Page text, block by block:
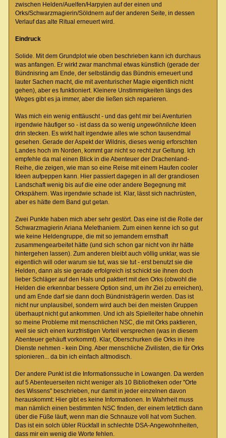
zwischen Helden/Auelfen/Harpyien auf der einen und
Orks/Schwarzmagierin/Söldnern auf der anderen Seite, in dessen
Verlauf das alte Ritual erneuert wird.
Eindruck
Solide. Mit dem Grundplot wie oben beschrieben kann ich durchaus
was anfangen. Er wirkt zwar manchmal etwas künstlich (gerade der
Bündnisring am Ende, der selbständig das Bündnis erneuert und
lauter Sachen macht, die mit aventurischer Magie eigentlich nicht
gehen), aber es funktioniert. Kleinere Unstimmigkeiten längs des
Weges gibt es ja immer, aber die ließen sich reparieren.
Was mich ein wenig enttäuscht - und das geht mir bei Aventurien
irgendwie häufiger so - ist dass da so wenig ungewöhnlicheIdeen
drin stecken. Es wirkt halt irgendwie alles wie schon tausendmal
gesehen. Gerade der Aspekt der Wildnis, dieses wenig erforschten
Landes hoch im Norden, kommt gar nicht so recht zur Geltung. Ich
empfehle da mal einen Blick in die Abenteuer der Drachenland-
Reihe, die zeigen, wie man so eine Reise mit einem Haufen cooler
Ideen aufpeppen kann. Hier passiert dagegen in all der grandiosen
Landschaft wenig bis auf die eine oder andere Begegnung mit
Orkspähern. Was irgendwie schade ist. Klar, lässt sich nachrüsten,
aber es hätte dem Band gut getan.
Zwei Punkte haben mich aber sehr gestört. Das eine ist die Rolle der
Schwarzmagierin Ariana Melethaniem. Zum einen kenne ich so gut
wie keine Heldengruppe, die mit so jemandem ernsthaft
zusammengearbeitet hätte (und sich schon gar nicht von ihr hätte
hintergehen lassen). Zum anderen bleibt auch völlig unklar, was sie
eigentlich will oder warum sie tut, was sie tut - erst benutzt sie die
Helden, dann als sie gerade erfolgreich ist schickt sie ihnen doch
lieber Schläger auf den Hals und paktiert mit den Orks (obwohl die
Helden die erkennbar bessere Option sind, um ihr Ziel zu erreichen),
und am Ende darf sie dann doch Bündnisträgerin werden. Das ist
nicht nur unplausibel, sondern wird auch bei den meisten Gruppen
überhaupt nicht gut ankommen. Und ich als Spielleiter habe ohnehin
so meine Probleme mit menschlichen NSC, die mit Orks paktieren,
weil sie sich einen kurzfristigen Vorteil versprechen (was in diesem
Abenteuer gehäuft vorkommt). Klar, Oberschurken die Orks in ihre
Dienste nehmen - kein Ding. Aber menschliche Zivilisten, die für Orks
spionieren... da bin ich einfach altmodisch.
Der andere Punkt ist die Informationssuche in Lowangen. Da werden
auf 5 Abenteuerseiten nicht weniger als 10 Bibliotheken oder "Orte
des Wissens" beschrieben, nur damit in jeder einzelnen davon
herauskommt: Hier gibt es keine Informationen. In Wahrheit muss
man nämlich einen bestimmten NSC finden, der einem letztlich dann
über die Füße läuft, wenn man die Schnauze voll hat vom Suchen.
Das ist ein solch übler Rückfall in schlechte DSA-Angewohnheiten,
dass mir ein wenig die Worte fehlen.